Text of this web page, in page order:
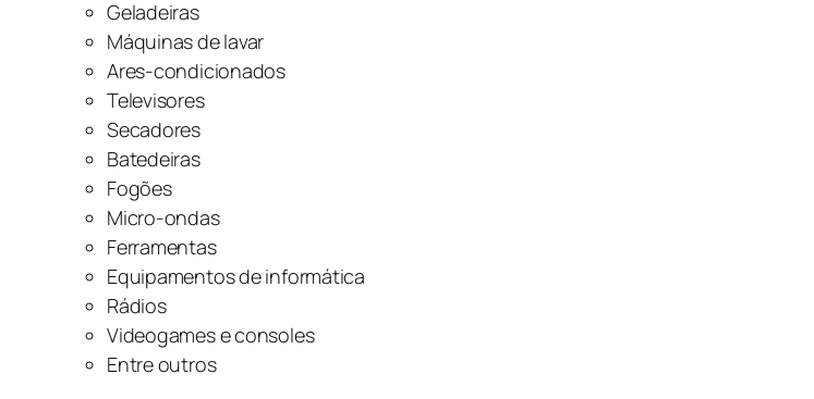
Geladeiras
Máquinas de lavar
Ares-condicionados
Televisores
Secadores
Batedeiras
Fogões
Micro-ondas
Ferramentas
Equipamentos de informática
Rádios
Videogames e consoles
Entre outros